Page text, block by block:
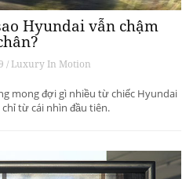
Hyundai vẫn chậm
/ Luxury In Motion
mong đợi gì nhiều từ chiếc Hyundai
từ cái nhìn đầu tiên.